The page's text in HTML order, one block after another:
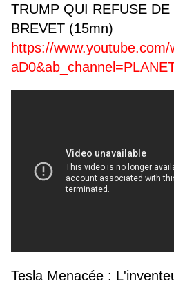
TRUMP QUI REFUSE
BREVET (15mn)
https://
Tesla Menacée :